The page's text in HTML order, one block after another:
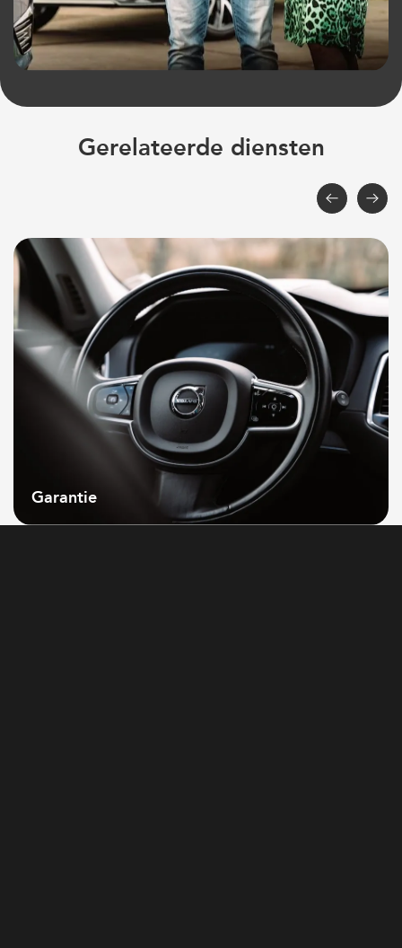
Gerelateerde diensten
Garantie